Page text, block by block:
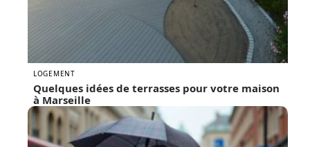
LOGEMENT
Quelques idées de terrasses pour votre maison
à Marseille